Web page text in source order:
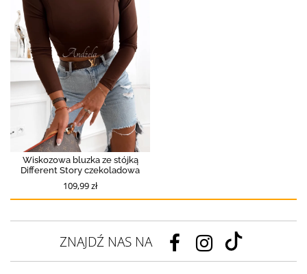
Wiskozowa bluzka ze stójką
Different Story czekoladowa
109,99 zł
ZNAJDŹ NAS NA